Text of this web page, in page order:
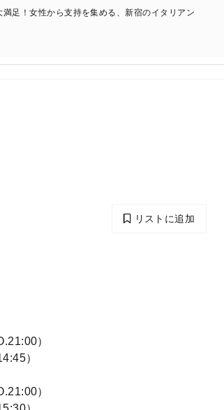
足！女性から支持を集める、新宿のイタリアン
リストに追加
）
）
）